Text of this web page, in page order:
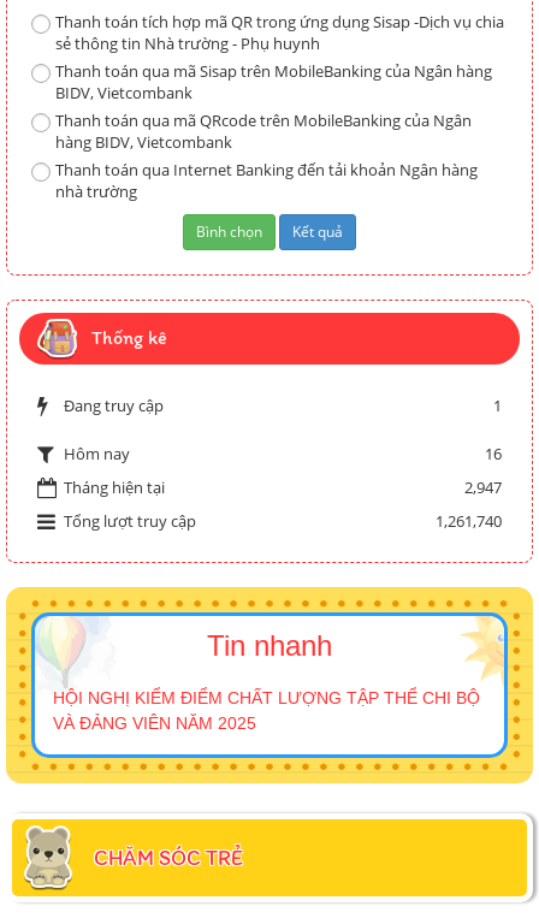
Thanh toán tích hợp mã QR trong ứng dụng Sisap -Dịch vụ chia
sẻ thông tin Nhà trường - Phụ huynh
Thanh toán qua mã Sisap trên MobileBanking của Ngân hàng
BIDV, Vietcombank
Thanh toán qua mã QRcode trên MobileBanking của Ngân
hàng BIDV, Vietcombank
Thanh toán qua Internet Banking đến tải khoản Ngân hàng
nhà trường
Thống kê
Đang truy cập 1
Hôm nay
16
Tháng hiện tại
2,947
Tổng lượt truy cập
1,261,740
Tin nhanh
HỘI NGHỊ KIỂM ĐIỂM CHẤT LƯỢNG TẬP THỂ CHI BỘ
VÀ ĐẢNG VIÊN NĂM 2025
CHĂM SÓC TRẺ